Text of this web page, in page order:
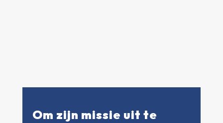
Om zijn missie uit te